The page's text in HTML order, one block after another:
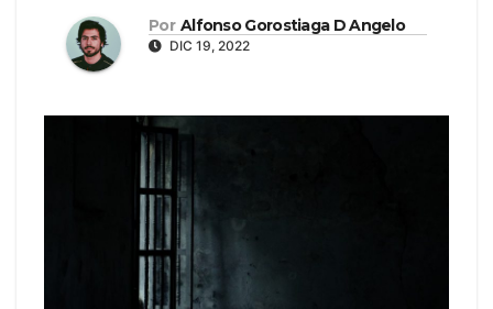
Por Alfonso Gorostiaga D Angelo
DIC 19, 2022